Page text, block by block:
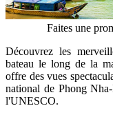
Faites une
Découvrez les
bateau le long de la
offre des vues
national de Phong
l'UNESCO.